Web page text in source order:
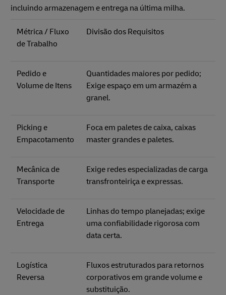
incluindo armazenagem e entrega na última milha.
Métrica / Fluxo
de Trabalho
Divisão dos Requisitos
Pedido e
Volume de Itens
Quantidades maiores por pedido;
Exige espaço em um armazém a
granel.
Picking e
Empacotamento
Foca em paletes de caixa, caixas
master grandes e paletes.
Mecânica de
Transporte
Exige redes especializadas de carga
transfronteiriça e expressas.
Velocidade de
Entrega
Linhas do tempo planejadas; exige
uma confiabilidade rigorosa com
data certa.
Logística
Reversa
Fluxos estruturados para retornos
corporativos em grande volume e
substituição.